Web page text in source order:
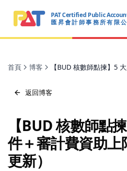
PAT CERTIFIED PUBLIC
PAT Certified Public
匯 昇 會 計 師 事 務 所 有 限
首頁 博客
返回博客
【BUD 核數師點
件＋審計費資助上
更新）